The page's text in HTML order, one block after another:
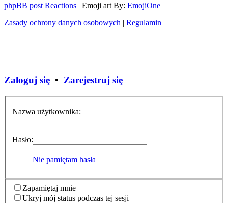
phpBB post Reactions | Emoji art By: EmojiOne
Zasady ochrony danych osobowych | Regulamin
Zaloguj się • Zarejestruj się
Nazwa użytkownika:
Hasło:
Nie pamiętam hasła
Zapamiętaj mnie
Ukryj mój status podczas tej sesji